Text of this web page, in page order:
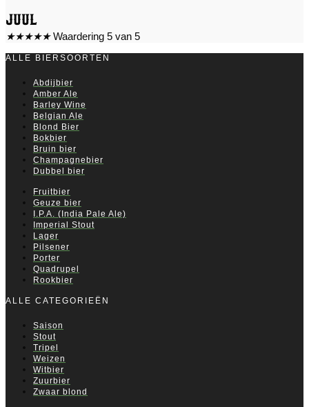
Juul
★★★★★ Waardering 5 van 5
ALLE BIERSOORTEN
Abdijbier
Amber Ale
Barley Wine
Belgian Ale
Blond Bier
Bokbier
Bruin bier
Champagnebier
Dubbel bier
Fruitbier
Geuze bier
I.P.A. (India Pale Ale)
Imperial Stout
Lager
Pilsener
Porter
Quadrupel
Rookbier
ALLE CATEGORIEËN
Saison
Stout
Tripel
Weizen
Witbier
Zuurbier
Zwaar blond